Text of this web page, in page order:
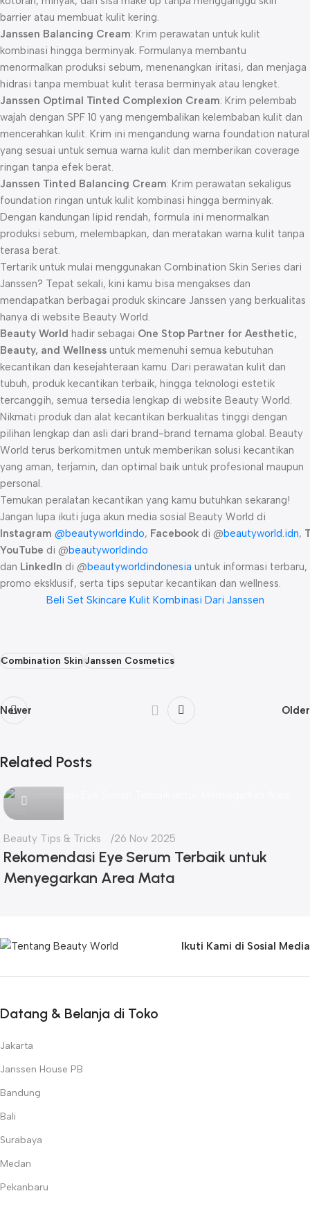
barrier atau membuat kulit kering.
Janssen Balancing Cream: Krim perawatan untuk kulit
kombinasi hingga berminyak. Formulanya membantu
menormalkan produksi sebum, menenangkan iritasi, dan menjaga
hidrasi tanpa membuat kulit terasa berminyak atau lengket.
Janssen Optimal Tinted Complexion Cream: Krim pelembab
wajah dengan SPF 10 yang mengembalikan kelembaban kulit dan
mencerahkan kulit. Krim ini mengandung warna foundation natural
yang sesuai untuk semua warna kulit dan memberikan coverage
ringan tanpa efek berat.
Janssen Tinted Balancing Cream: Krim perawatan sekaligus
foundation ringan untuk kulit kombinasi hingga berminyak.
Dengan kandungan lipid rendah, formula ini menormalkan
produksi sebum, melembapkan, dan meratakan warna kulit tanpa
terasa berat.
Tertarik untuk mulai menggunakan Combination Skin Series dari
Janssen? Tepat sekali, kini kamu bisa mengakses dan
mendapatkan berbagai produk skincare Janssen yang berkualitas
hanya di website Beauty World.
Beauty World hadir sebagai One Stop Partner for Aesthetic,
Beauty, and Wellness untuk memenuhi semua kebutuhan
kecantikan dan kesejahteraan kamu. Dari perawatan kulit dan
tubuh, produk kecantikan terbaik, hingga teknologi estetik
tercanggih, semua tersedia lengkap di website Beauty World.
Nikmati produk dan alat kecantikan berkualitas tinggi dengan
pilihan lengkap dan asli dari brand-brand ternama global. Beauty
World terus berkomitmen untuk memberikan solusi kecantikan
yang aman, terjamin, dan optimal baik untuk profesional maupun
personal.
Temukan peralatan kecantikan yang kamu butuhkan sekarang!
Jangan lupa ikuti juga akun media sosial Beauty World di
Instagram @beautyworldindo, Facebook di @beautyworld.idn,
YouTube di @beautyworldindo
dan LinkedIn di @beautyworldindonesia untuk informasi terbaru,
promo eksklusif, serta tips seputar kecantikan dan wellness.
Beli Set Skincare Kulit Kombinasi Dari Janssen
Combination Skin Janssen Cosmetics
Newer Older
Related Posts
Beauty Tips & Tricks 26 Nov 2025
Rekomendasi Eye Serum Terbaik untuk
Menyegarkan Area Mata
Ikuti Kami di Sosial Media
Datang & Belanja di Toko
Jakarta
Janssen House PB
Bandung
Bali
Surabaya
Medan
Pekanbaru